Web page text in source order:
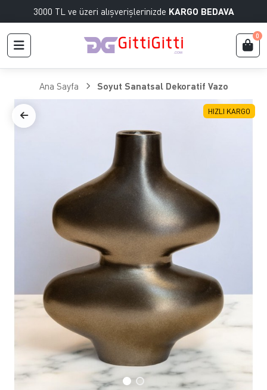
3000 TL ve üzeri alışverişlerinizde KARGO BEDAVA
0
Ana Sayfa Soyut Sanatsal Dekoratif Vazo
HIZLI KARGO